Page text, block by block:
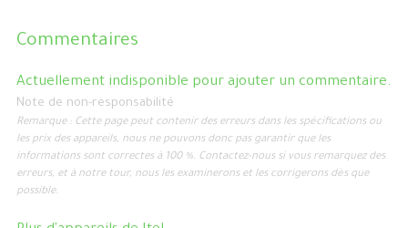
Commentaires
Actuellement indisponible pour ajouter un commentaire.
Note de non-responsabilité
Remarque : Cette page peut contenir des erreurs dans les spécifications ou
les prix des appareils, nous ne pouvons donc pas garantir que les
informations sont correctes à 100 %. Contactez-nous si vous remarquez des
erreurs, et à notre tour, nous les examinerons et les corrigerons dès que
possible.